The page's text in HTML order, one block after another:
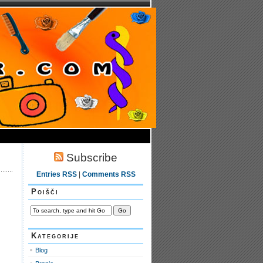
Subscribe
Entries RSS| Comments RSS
Poišči
Kategorije
Blog